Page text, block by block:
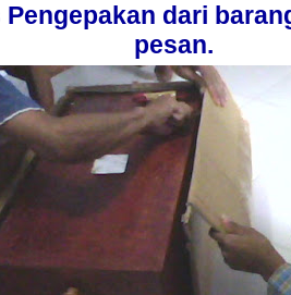
Pengepakan dari
pesan.